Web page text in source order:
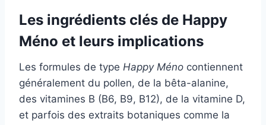
Les ingrédients clés de Happy
Méno et leurs implications
Les formules de type Happy Méno contiennent
généralement du pollen, de la bêta-alanine,
des vitamines B (B6, B9, B12), de la vitamine D,
et parfois des extraits botaniques comme la